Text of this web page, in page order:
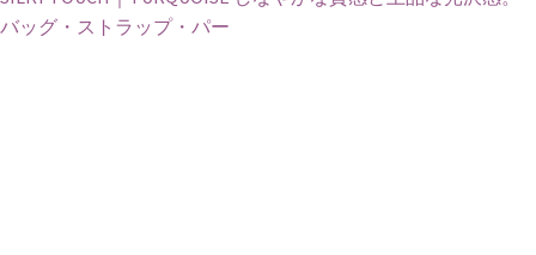
バッグ・ストラップ・パー